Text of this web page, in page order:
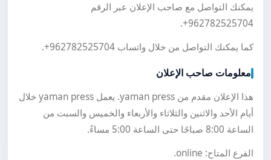
يمكنك التواصل مع صاحب الإعلان عبر الرقم
+962782525704
.
كما يمكنك التواصل من خلال واتساب +962782525704
.
معلومات صاحب الإعلان
هذا الإعلان مقدم من yaman press. يعمل yaman press خلال
أيام الأحد والاثنين والثلاثاء والأربعاء والخميس والسبت من
الساعة 8:00 صباحًا حتى الساعة 5:00 مساءً.
الفرع المتاح: online.